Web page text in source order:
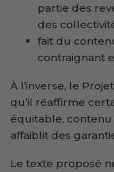
partie des
des
fait du
contraignant
À l’inverse, le
qu’il réaffirme
équitable,
affaiblit des
Le texte proposé